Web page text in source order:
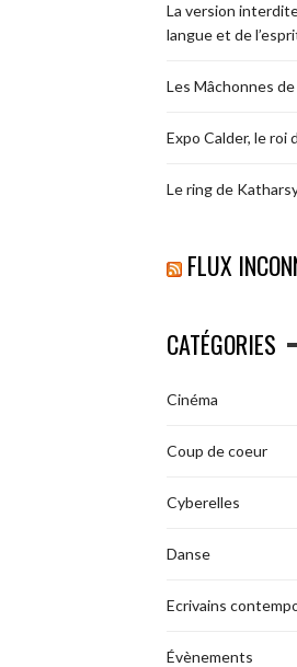
La version
langue et de
Les Mâchonnes
Expo Calder, le roi
Le ring de
FLUX
CATÉGORIES
Cinéma
Coup de coeur
Cyberelles
Danse
Ecrivains
Évènements